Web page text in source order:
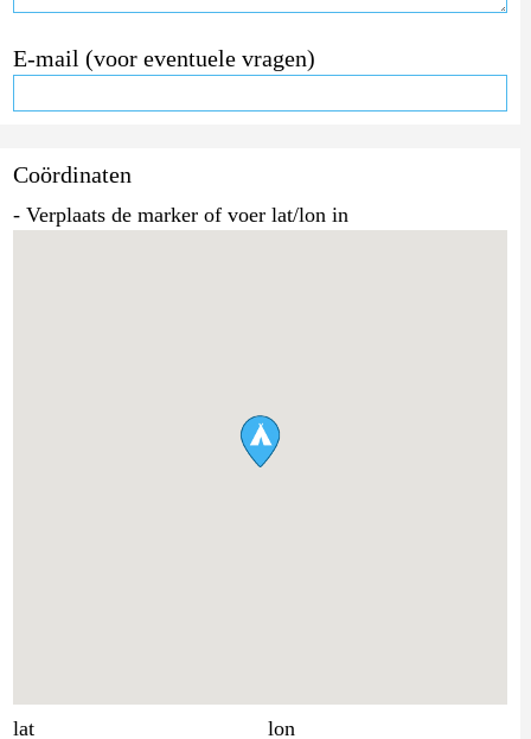
E-mail (voor eventuele vragen)
Coördinaten
- Verplaats de marker of voer lat/lon in
lat lon